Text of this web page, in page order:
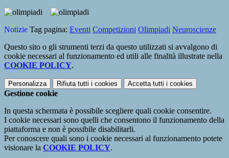
Notizie Tag pagina: Eventi Competizioni Olimpiadi Neuroscienze
Questo sito o gli strumenti terzi da questo utilizzati si avvalgono di
cookie necessari al funzionamento ed utili alle finalità illustrate nella
COOKIE POLICY.
Personalizza Rifiuta tutti i cookies Accetta tutti i cookies
Gestione cookie
In questa schermata è possibile scegliere quali cookie consentire.
I cookie necessari sono quelli che consentono il funzionamento della
piattaforma e non è possibile disabilitarli.
Per conoscere quali sono i cookie necessari al funzionamento potete
visionare la COOKIE POLICY.